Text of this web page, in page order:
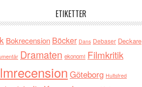
ETIKETTER
Bokrecension Böcker Dans Debaser Deckare
Dramaten ekonomi Filmkritik
Göteborg Hultsfred